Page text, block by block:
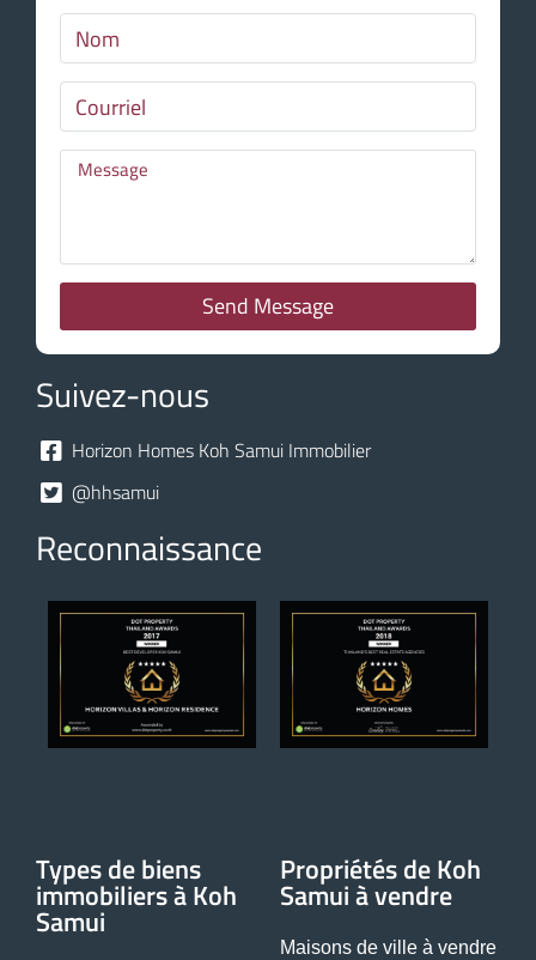
Send Message
Suivez-nous
Horizon Homes Koh Samui Immobilier
@hhsamui
Reconnaissance
Types de biens
immobiliers à Koh
Samui
Propriétés de Koh
Samui à vendre
Maisons de ville à vendre